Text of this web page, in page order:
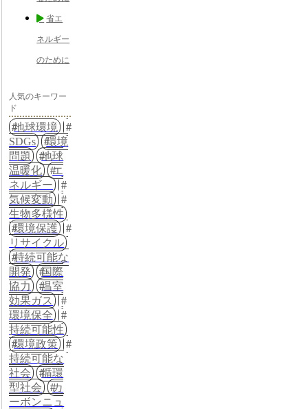
省エ
ネルギー
のために
人気のキーワー
ド
地球環境
SDGs
環境
問題
地球
温暖化
エ
ネルギー
気候変動
生物多様性
環境保護
リサイクル
持続可能な
開発
国際
協力
温室
効果ガス
環境保全
持続可能性
環境政策
持続可能な
社会
循環
型社会
カ
ーボンニュ